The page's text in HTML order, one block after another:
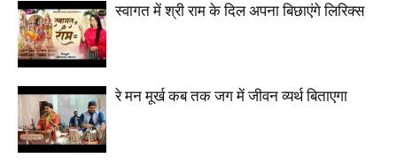
स्वागत में श्री राम के दिल अपना बिछाएंगे लिरिक्स
रे मन मूर्ख कब तक जग में जीवन व्यर्थ बिताएगा